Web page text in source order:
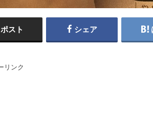
ポスト シェア
リンク